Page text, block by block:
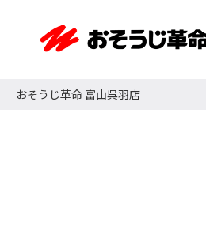
おそうじ革命 富山呉羽店